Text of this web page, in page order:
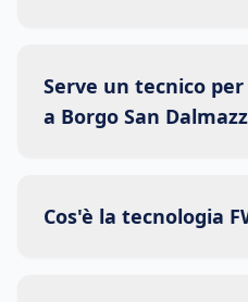
Serve un tecnico
a Borgo San
Cos'è la tecnologia